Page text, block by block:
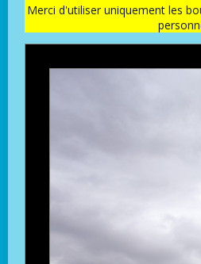
Merci d'utiliser uniquement les